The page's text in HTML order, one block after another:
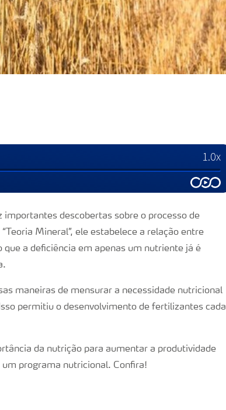
importantes descobertas sobre o processo de
Mineral”, ele estabelece a relação entre
a deficiência em apenas um nutriente já é
maneiras de mensurar a necessidade nutricional
permitiu o desenvolvimento de fertilizantes cada
da nutrição para aumentar a produtividade
programa nutricional. Confira!